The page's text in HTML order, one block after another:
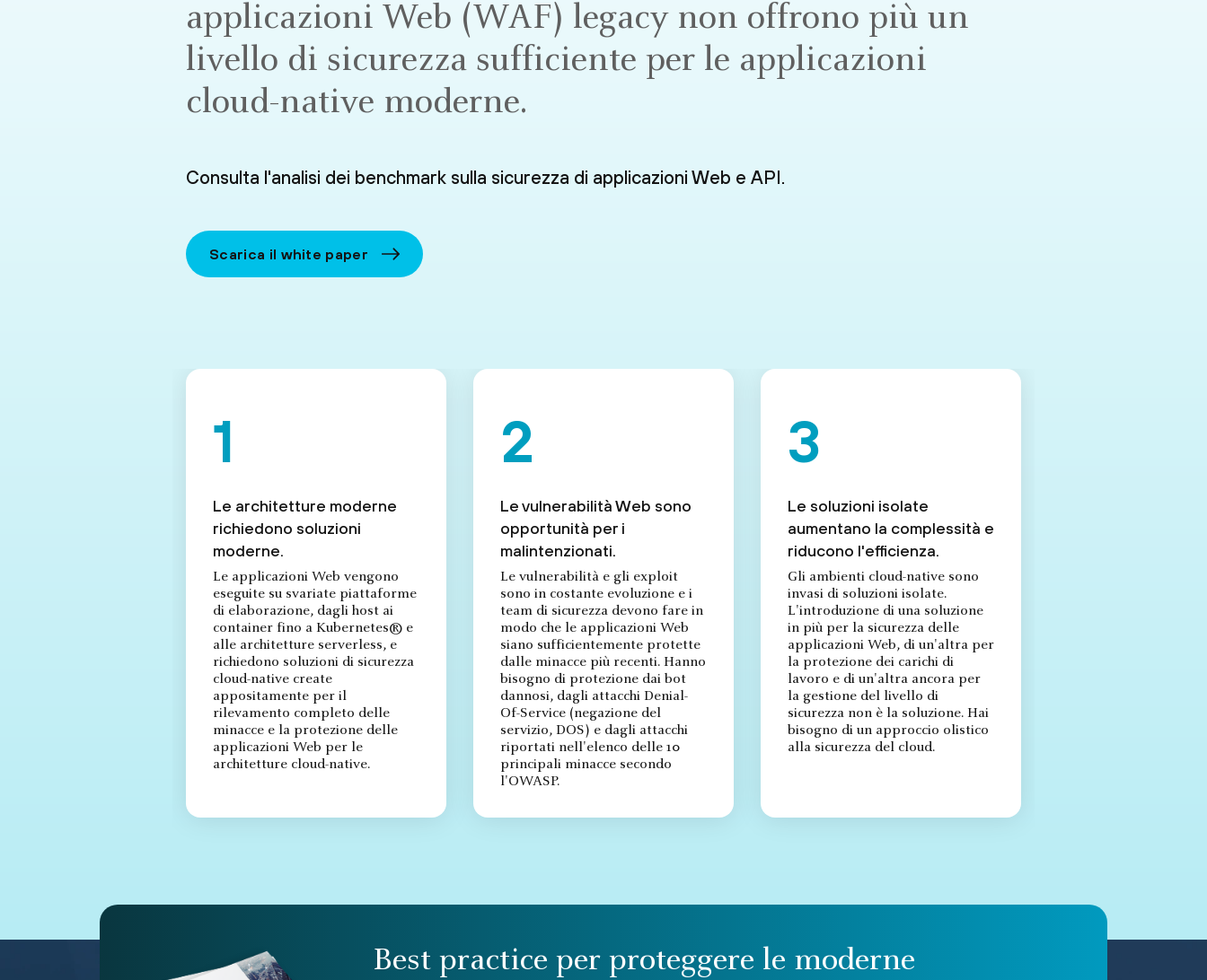
applicazioni Web (WAF) legacy non offrono più un
livello di sicurezza sufficiente per le applicazioni
cloud-native moderne.
Consulta l'analisi dei benchmark sulla sicurezza di applicazioni Web e API.
Scarica il white paper
Le architetture moderne
richiedono soluzioni
moderne.
Le applicazioni Web vengono
eseguite su svariate piattaforme
di elaborazione, dagli host ai
container fino a Kubernetes® e
alle architetture serverless, e
richiedono soluzioni di sicurezza
cloud-native create
appositamente per il
rilevamento completo delle
minacce e la protezione delle
applicazioni Web per le
architetture cloud-native.
Le vulnerabilità Web sono
opportunità per i
malintenzionati.
Le vulnerabilità e gli exploit
sono in costante evoluzione e i
team di sicurezza devono fare in
modo che le applicazioni Web
siano sufficientemente protette
dalle minacce più recenti. Hanno
bisogno di protezione dai bot
dannosi, dagli attacchi Denial-
Of-Service (negazione del
servizio, DOS) e dagli attacchi
riportati nell'elenco delle 10
principali minacce secondo
l'OWASP.
Le soluzioni isolate
aumentano la complessità e
riducono l'efficienza.
Gli ambienti cloud-native sono
invasi di soluzioni isolate.
L'introduzione di una soluzione
in più per la sicurezza delle
applicazioni Web, di un'altra per
la protezione dei carichi di
lavoro e di un'altra ancora per
la gestione del livello di
sicurezza non è la soluzione. Hai
bisogno di un approccio olistico
alla sicurezza del cloud.
Best practice per proteggere le moderne